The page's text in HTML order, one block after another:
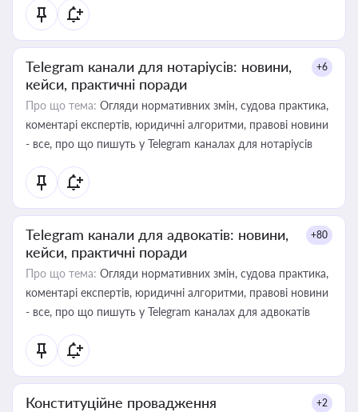
Telegram канали для нотаріусів: новини,
кейси, практичні поради
+6
Про що тема: Огляди нормативних змін, судова практика,
коментарі експертів, юридичні алгоритми, правові новини
- все, про що пишуть у Telegram каналах для нотаріусів
Telegram канали для адвокатів: новини,
кейси, практичні поради
+80
Про що тема: Огляди нормативних змін, судова практика,
коментарі експертів, юридичні алгоритми, правові новини
- все, про що пишуть у Telegram каналах для адвокатів
Конституційне провадження +2